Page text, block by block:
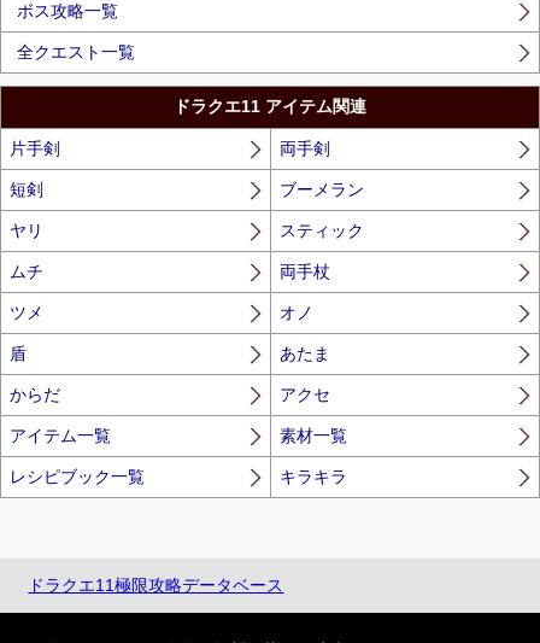
ボス攻略一覧
全クエスト一覧
ドラクエ11 アイテム関連
片手剣 両手剣
短剣 ブーメラン
ヤリ スティック
ムチ 両手杖
ツメ オノ
盾 あたま
からだ アクセ
アイテム一覧 素材一覧
レシピブック一覧 キラキラ
ドラクエ11極限攻略データベース